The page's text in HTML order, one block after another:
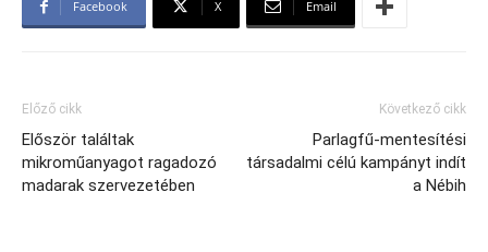
Facebook X Email
Előző cikk
Először találtak
mikroműanyagot ragadozó
madarak szervezetében
Következő cikk
Parlagfű-mentesítési
társadalmi célú kampányt indít
a Nébih